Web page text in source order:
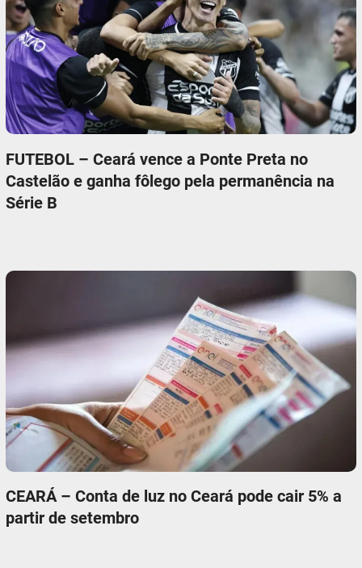
FUTEBOL – Ceará vence a Ponte Preta no
Castelão e ganha fôlego pela permanência na
Série B
CEARÁ – Conta de luz no Ceará pode cair 5% a
partir de setembro